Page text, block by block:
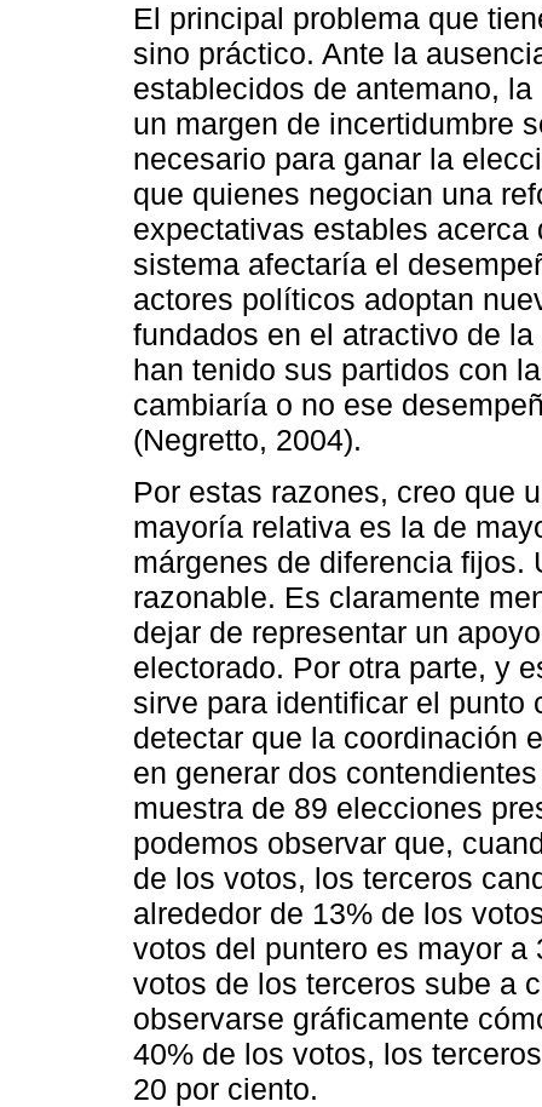
El principal problema que
sino práctico. Ante la
establecidos de antemano,
un margen de incertidumbre
necesario para ganar la
que quienes negocian una
expectativas estables
sistema afectaría el
actores políticos adoptan
fundados en el atractivo de
han tenido sus partidos con
cambiaría o no ese
(Negretto, 2004).
Por estas razones, creo que
mayoría relativa es la de
márgenes de diferencia fijos.
razonable. Es claramente
dejar de representar un
electorado. Por otra parte, y
sirve para identificar el punto
detectar que la coordinación
en generar dos
muestra de 89 elecciones
podemos observar que,
de los votos, los terceros
alrededor de 13% de los
votos del puntero es mayor a
votos de los terceros sube a
observarse gráficamente
40% de los votos, los
20 por ciento.